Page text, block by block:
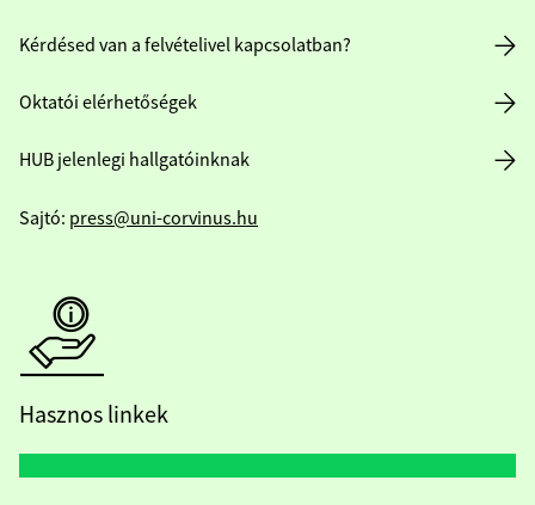
Kérdésed van a felvételivel kapcsolatban?
Oktatói elérhetőségek
HUB jelenlegi hallgatóinknak
Sajtó: press@uni-corvinus.hu
Hasznos linkek